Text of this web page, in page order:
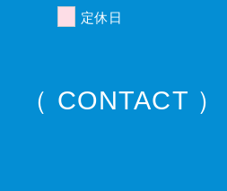
定休日
（ CONTACT ）